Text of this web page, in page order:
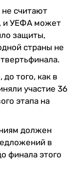
считают
и УЕФА может
защиты,
страны не
того, как в
участие 36
этапа на
должен
в
финала этого